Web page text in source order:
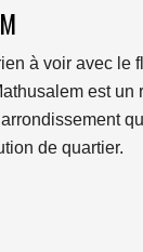
à voir avec le
est un
de quartier.